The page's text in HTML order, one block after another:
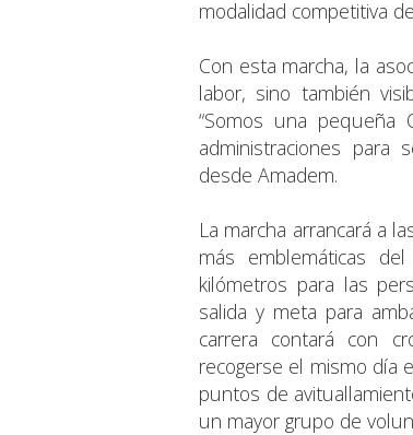
modalidad competitiva
Con esta marcha, la
labor, sino también
“Somos una pequeña
administraciones para
desde Amadem.
La marcha arrancará a
más emblemáticas
kilómetros para las
salida y meta para
carrera contará con
recogerse el mismo día
puntos de
un mayor grupo de